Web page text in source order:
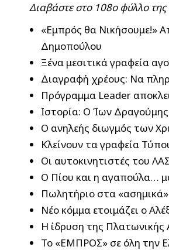
Διαβάστε στο 108ο φύλλο
«Εμπρός θα Νικήσουμε!»
Δημοπούλου
Ξένα μεσιτικά γραφεία
Διαγραφή χρέους: Να
Πρόγραμμα Leader
Ιστορία: Ο Ίων Δραγούμης
Ο ανηλεής διωγμός των
Κλείνουν τα γραφεία
Οι αυτοκινητιστές του
Ο Πίου και η αγαπούλα…
Πωλητήριο στα
Νέο κόμμα ετοιμάζει ο
Η ίδρυση της Πλατωνικής
Το «ΕΜΠΡΟΣ» σε όλη την